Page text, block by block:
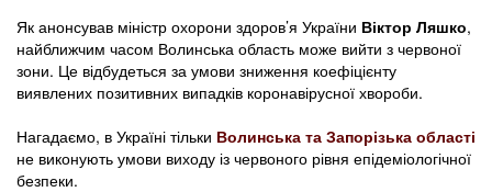
Як анонсував міністр охорони здоров’я України Віктор Ляшко,
найближчим часом Волинська область може вийти з червоної
зони. Це відбудеться за умови зниження коефіцієнту
виявлених позитивних випадків коронавірусної хвороби.
Нагадаємо, в Україні тільки Волинська та Запорізька області
не виконують умови виходу із червоного рівня епідеміологічної
безпеки.